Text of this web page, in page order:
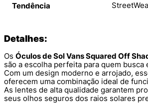
Tendência
Detalhes:
Os Óculos de Sol Vans Squared Off
são a escolha perfeita para quem busca
Com um design moderno e arrojado,
oferecem uma combinação ideal de
As lentes de alta qualidade garantem
seus olhos seguros dos raios solares